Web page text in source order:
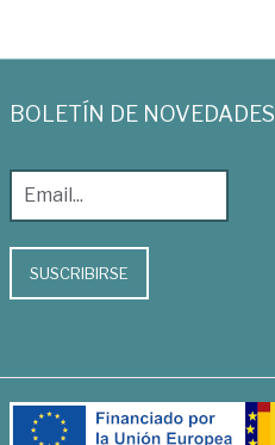
BOLETÍN DE NOVEDADES
SUSCRIBIRSE